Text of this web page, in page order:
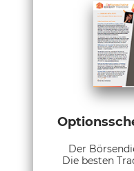
Der
Die besten